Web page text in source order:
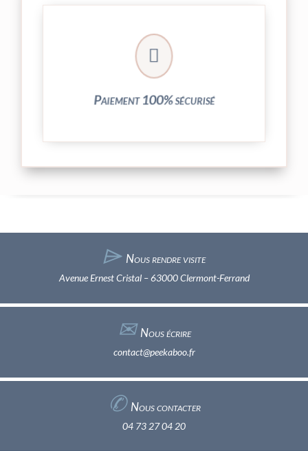

Paiement 100% sécurisé
Vos transactions par carte bancaire sont
entièrement sécurisées grâce au système
crypté de notre partenaire PayPlug.
⌲ Nous rendre visite
Avenue Ernest Cristal – 63000 Clermont-Ferrand
✉︎Nous écrire
contact@peekaboo.fr
✆ Nous contacter
04 73 27 04 20